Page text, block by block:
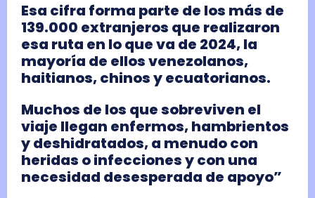
Esa cifra forma parte de los más de
139.000 extranjeros que realizaron
esa ruta en lo que va de 2024, la
mayoría de ellos venezolanos,
haitianos, chinos y ecuatorianos.
Muchos de los que sobreviven el
viaje llegan enfermos, hambrientos
y deshidratados, a menudo con
heridas o infecciones y con una
necesidad desesperada de apoyo”